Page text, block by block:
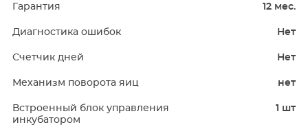
Гарантия 12 мес.
Диагностика ошибок Нет
Счетчик дней Нет
Механизм поворота яиц нет
Встроенный блок управления
инкубатором
1 шт